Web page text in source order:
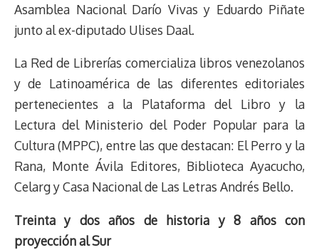
Asamblea Nacional Darío Vivas y Eduardo Piñate
junto al ex-diputado Ulises Daal.
La Red de Librerías comercializa libros venezolanos
y de Latinoamérica de las diferentes editoriales
pertenecientes a la Plataforma del Libro y la
Lectura del Ministerio del Poder Popular para la
Cultura (MPPC), entre las que destacan: El Perro y la
Rana, Monte Ávila Editores, Biblioteca Ayacucho,
Celarg y Casa Nacional de Las Letras Andrés Bello.
Treinta y dos años de historia y 8 años con
proyección al Sur